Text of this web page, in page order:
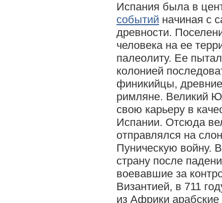
Испания была в
событий начиная с
древности.
человека на ее
палеолиту. Ее
колонией
финикийцы,
римляне. Великий
свою карьеру в
Испании. Отсюда
отправлялся на
Пуническую войну.
страну после
воевавшие за
Византией, в 711
из Африки